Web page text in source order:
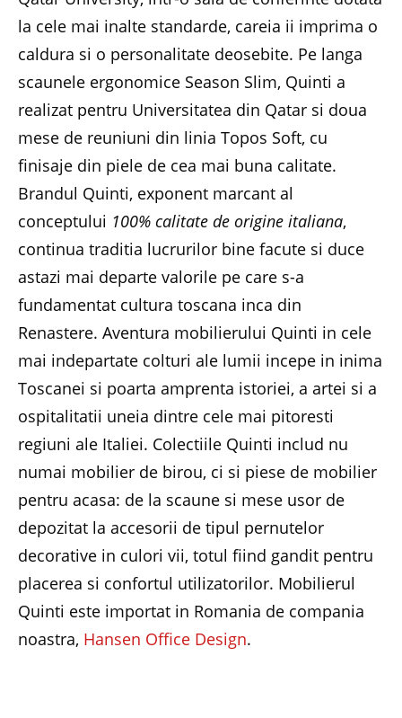
la cele mai inalte standarde, careia ii imprima o
caldura si o personalitate deosebite. Pe langa
scaunele ergonomice Season Slim, Quinti a
realizat pentru Universitatea din Qatar si doua
mese de reuniuni din linia Topos Soft, cu
finisaje din piele de cea mai buna calitate.
Brandul Quinti, exponent marcant al
conceptului 100% calitate de origine italiana,
continua traditia lucrurilor bine facute si duce
astazi mai departe valorile pe care s-a
fundamentat cultura toscana inca din
Renastere. Aventura mobilierului Quinti in cele
mai indepartate colturi ale lumii incepe in inima
Toscanei si poarta amprenta istoriei, a artei si a
ospitalitatii uneia dintre cele mai pitoresti
regiuni ale Italiei. Colectiile Quinti includ nu
numai mobilier de birou, ci si piese de mobilier
pentru acasa: de la scaune si mese usor de
depozitat la accesorii de tipul pernutelor
decorative in culori vii, totul fiind gandit pentru
placerea si confortul utilizatorilor. Mobilierul
Quinti este importat in Romania de compania
noastra, Hansen Office Design.